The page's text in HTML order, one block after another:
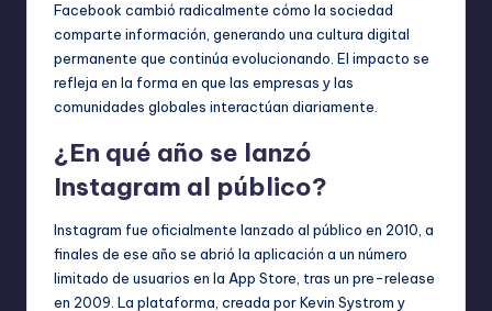
Facebook cambió radicalmente cómo la sociedad
comparte información, generando una cultura digital
permanente que continúa evolucionando. El impacto se
refleja en la forma en que las empresas y las
comunidades globales interactúan diariamente.
¿En qué año se lanzó
Instagram al público?
Instagram fue oficialmente lanzado al público en 2010, a
finales de ese año se abrió la aplicación a un número
limitado de usuarios en la App Store, tras un pre-release
en 2009. La plataforma, creada por Kevin Systrom y